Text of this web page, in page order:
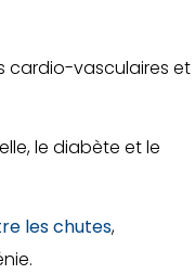
cardio-vasculaires et
le diabète et le
les chutes,